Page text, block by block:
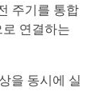
주기를 통합
연결하는
을 동시에 실